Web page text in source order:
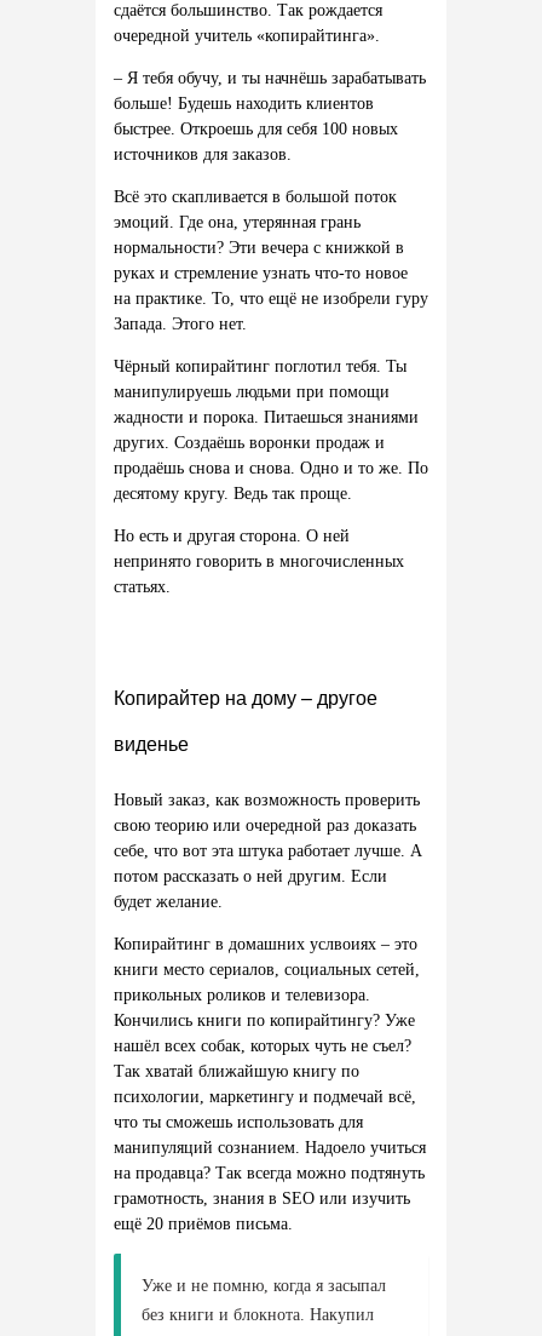
сдаётся большинство. Так рождается
очередной учитель «копирайтинга».
– Я тебя обучу, и ты начнёшь зарабатывать
больше! Будешь находить клиентов
быстрее. Откроешь для себя 100 новых
источников для заказов.
Всё это скапливается в большой поток
эмоций. Где она, утерянная грань
нормальности? Эти вечера с книжкой в
руках и стремление узнать что-то новое
на практике. То, что ещё не изобрели гуру
Запада. Этого нет.
Чёрный копирайтинг поглотил тебя. Ты
манипулируешь людьми при помощи
жадности и порока. Питаешься знаниями
других. Создаёшь воронки продаж и
продаёшь снова и снова. Одно и то же. По
десятому кругу. Ведь так проще.
Но есть и другая сторона. О ней
непринято говорить в многочисленных
статьях.
Копирайтер на дому – другое
виденье
Новый заказ, как возможность проверить
свою теорию или очередной раз доказать
себе, что вот эта штука работает лучше. А
потом рассказать о ней другим. Если
будет желание.
Копирайтинг в домашних услвоиях – это
книги место сериалов, социальных сетей,
прикольных роликов и телевизора.
Кончились книги по копирайтингу? Уже
нашёл всех собак, которых чуть не съел?
Так хватай ближайшую книгу по
психологии, маркетингу и подмечай всё,
что ты сможешь использовать для
манипуляций сознанием. Надоело учиться
на продавца? Так всегда можно подтянуть
грамотность, знания в SEO или изучить
ещё 20 приёмов письма.
Уже и не помню, когда я засыпал
без книги и блокнота. Накупил